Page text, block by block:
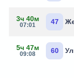
3ч 40м
07:01 47
5ч 47м
09:08 60